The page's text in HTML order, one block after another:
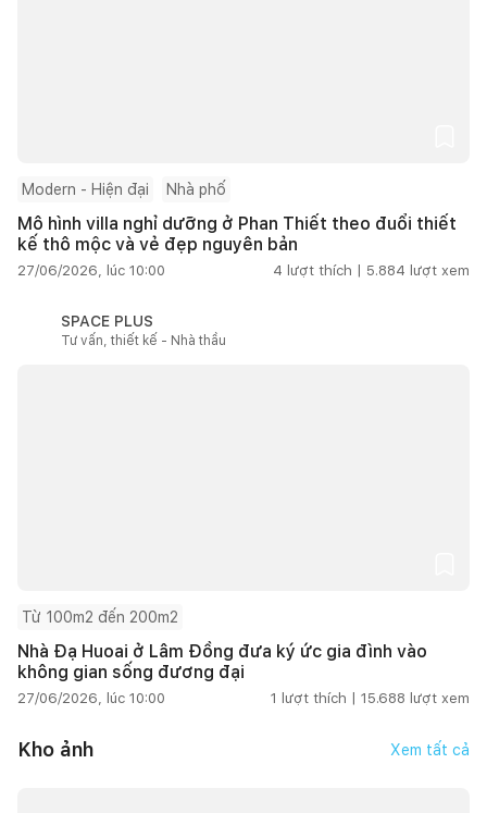
Modern - Hiện đại Nhà phố
Mô hình villa nghỉ dưỡng ở Phan Thiết theo đuổi thiết
kế thô mộc và vẻ đẹp nguyên bản
27/06/2026, lúc 10:00 4 lượt thích | 5.884 lượt xem
SPACE PLUS
Tư vấn, thiết kế - Nhà thầu
Từ 100m2 đến 200m2
Nhà Đạ Huoai ở Lâm Đồng đưa ký ức gia đình vào
không gian sống đương đại
27/06/2026, lúc 10:00 1 lượt thích | 15.688 lượt xem
Kho ảnh Xem tất cả